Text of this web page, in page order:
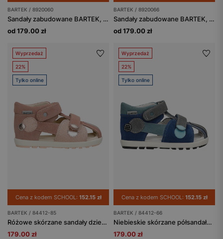
BARTEK / 8920060
Sandały zabudowane BARTEK, 89200-60, dla chłopców, popielato-granatowe
od 179.00 zł
BARTEK / 8920066
Sandały zabudowane BARTEK, 89200-66, dla chłopców niebiesko-popielate
od 179.00 zł
Wyprzedaż
22%
Tylko online
Cena z kodem SCHOOL: 152.15 zł
BARTEK / 84412-85
Różowe skórzane sandały dziewczęce BARTEK ze złotymi akcentami 84412-85
179.00 zł
Wyprzedaż
22%
Tylko online
Cena z kodem SCHOOL: 152.15 zł
BARTEK / 84412-66
Niebieskie skórzane półsandały z popielatymi wstawkami BARTEK 84412-66
179.00 zł